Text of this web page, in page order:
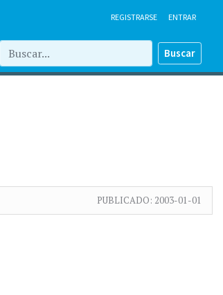
REGISTRARSE ENTRAR
Buscar
PUBLICADO: 2003-01-01